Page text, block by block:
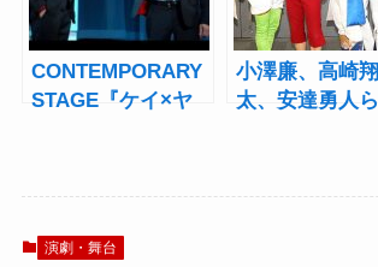
CONTEMPORARY
STAGE『ケイ×ヤ
小澤廉、高崎翔
太、安達勇人
演劇・舞台